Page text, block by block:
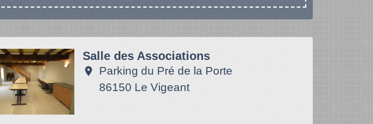
Salle des Associations
location_on
Parking du Pré de la Porte
86150 Le Vigeant